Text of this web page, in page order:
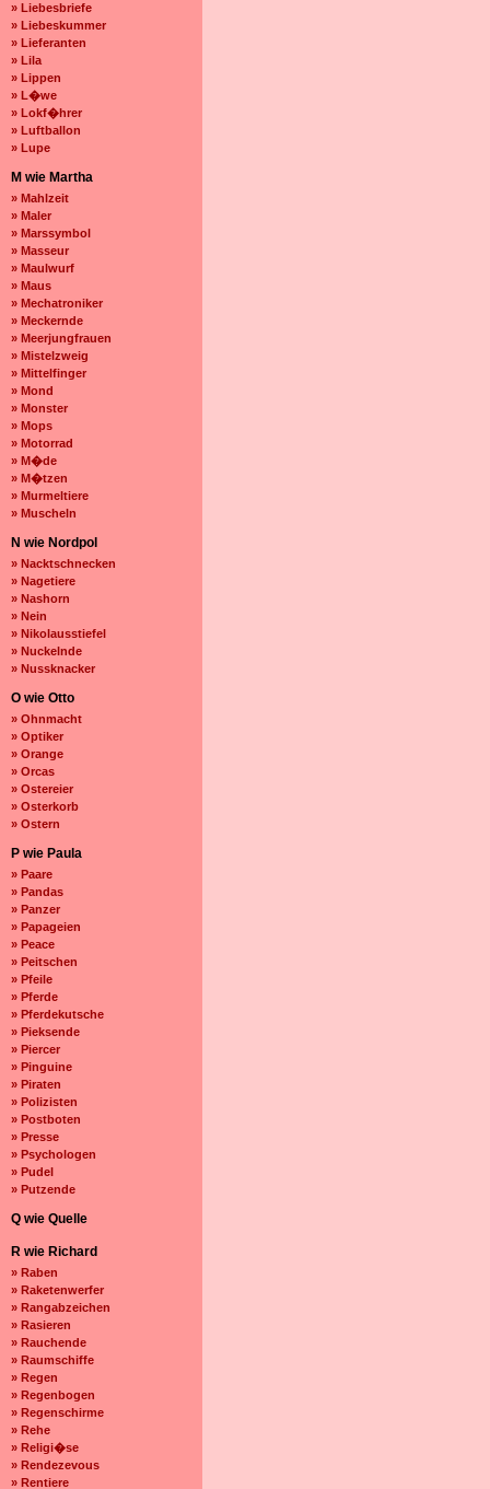
» Liebesbriefe
» Liebeskummer
» Lieferanten
» Lila
» Lippen
» L�we
» Lokf�hrer
» Luftballon
» Lupe
M wie Martha
» Mahlzeit
» Maler
» Marssymbol
» Masseur
» Maulwurf
» Maus
» Mechatroniker
» Meckernde
» Meerjungfrauen
» Mistelzweig
» Mittelfinger
» Mond
» Monster
» Mops
» Motorrad
» M�de
» M�tzen
» Murmeltiere
» Muscheln
N wie Nordpol
» Nacktschnecken
» Nagetiere
» Nashorn
» Nein
» Nikolausstiefel
» Nuckelnde
» Nussknacker
O wie Otto
» Ohnmacht
» Optiker
» Orange
» Orcas
» Ostereier
» Osterkorb
» Ostern
P wie Paula
» Paare
» Pandas
» Panzer
» Papageien
» Peace
» Peitschen
» Pfeile
» Pferde
» Pferdekutsche
» Pieksende
» Piercer
» Pinguine
» Piraten
» Polizisten
» Postboten
» Presse
» Psychologen
» Pudel
» Putzende
Q wie Quelle
R wie Richard
» Raben
» Raketenwerfer
» Rangabzeichen
» Rasieren
» Rauchende
» Raumschiffe
» Regen
» Regenbogen
» Regenschirme
» Rehe
» Religi�se
» Rendezevous
» Rentiere